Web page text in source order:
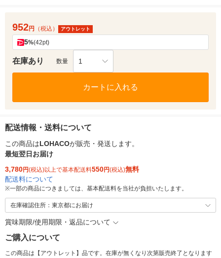
952円 （税込） アウトレット
5%(42pt)
在庫あり 数量 1
カートに入れる
配送情報・送料について
この商品はLOHACOが販売・発送します。
最短翌日お届け
3,780円(税込)以上で基本配送料550円(税込)無料
配送料について
※一部の商品につきましては、基本配送料を当社が負担いたします。
在庫確認住所：東京都にお届け
賞味期限/使用期限・返品について
ご購入について
この商品は【アウトレット】品です。在庫が無くなり次第販売終了となります